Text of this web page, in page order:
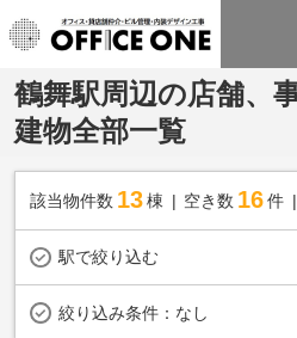
鶴舞駅周辺の店舗、
建物全部一覧
該当物件数 13棟 空き数 16 件
駅で絞り込む
絞り込み条件： なし